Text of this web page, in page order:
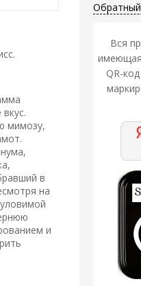
Вся
имеющая
QR-
мимозу,
в
на
и